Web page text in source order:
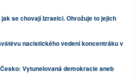
se chovají Izraelci. Ohrožuje to jejich
nacistického vedení koncentráku v
Česko: Vytunelovaná demokracie aneb